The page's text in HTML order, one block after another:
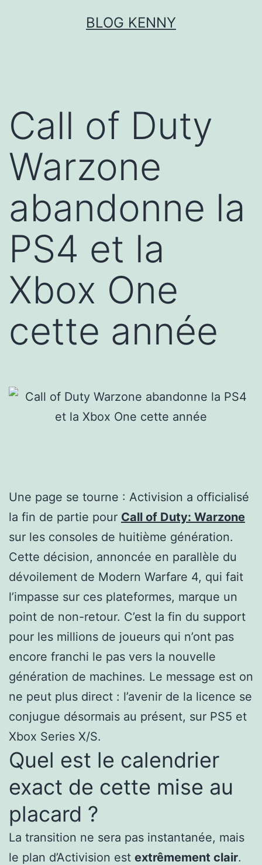
BLOG KENNY
Call of Duty
Warzone
abandonne la
PS4 et la
Xbox One
cette année
Une page se tourne : Activision a officialisé
la fin de partie pour Call of Duty: Warzone
sur les consoles de huitième génération.
Cette décision, annoncée en parallèle du
dévoilement de Modern Warfare 4, qui fait
l’impasse sur ces plateformes, marque un
point de non-retour. C’est la fin du support
pour les millions de joueurs qui n’ont pas
encore franchi le pas vers la nouvelle
génération de machines. Le message est on
ne peut plus direct : l’avenir de la licence se
conjugue désormais au présent, sur PS5 et
Xbox Series X/S.
Quel est le calendrier
exact de cette mise au
placard ?
La transition ne sera pas instantanée, mais
le plan d’Activision est extrêmement clair.